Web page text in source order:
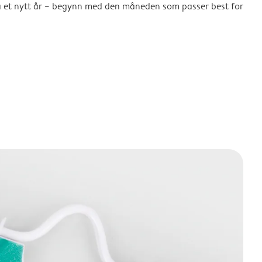
nytt år – begynn med den måneden som passer best for